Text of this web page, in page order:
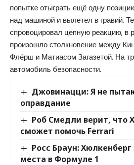
попытке отыграть ещё одну
над машиной и вылетел в гравий.
спровоцировал цепную реакцию, в
произошло столкновение между
Флёрш и Матиасом Загазетой. На
автомобиль безопасности.
Джовинацци: Я не
оправдание
Роб Смедли верит, что
сможет помочь Ferrari
Росс Браун:
места в Формуле 1